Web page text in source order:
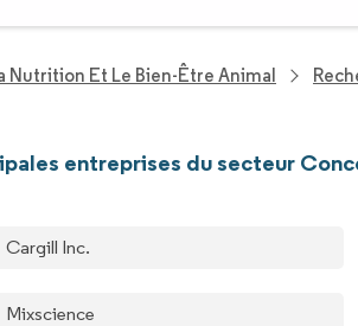
Nutrition Et Le Bien-Être Animal
entreprises du secteur
Cargill Inc.
Mixscience